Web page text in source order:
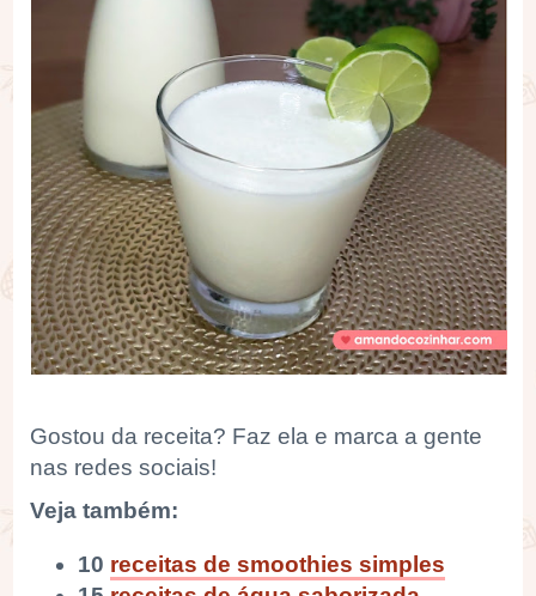
Gostou da receita? Faz ela e marca a gente
nas redes sociais!
Veja também:
10 receitas de smoothies simples